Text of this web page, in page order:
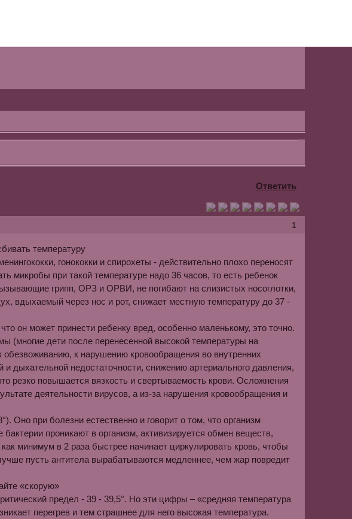
Ответить
1
температуру
гонококки и спирохеты - действительно плохо переносят
микробы при такой температуре надо 36 часов, то есть ребенок
грипп, ОРЗ и ОРВИ, не погибают на слизистых носоглотки,
вды­хаемый через нос и рот, снижает местную температуру до 37 -
он может принести ребенку вред, особенно маленькому, это точно.
(многие дети после перенесенной высокой температуры на
к нарушению кровообращения во внутренних
и дыхательной недоста­точности, снижению артериального давления,
резко повышается вязкость и свертываемость крови. Осложнения
деятельности вирусов, а из-за нарушения кровообращения и
Оно при болезни естест­венно и говорит о том, что организм
проникают в организм, активизи­руется обмен веществ,
минимум в 2 раза быстрее начинает циркулировать кровь, чтобы
пусть антите­ла вырабатываются медленнее, чем жар повре­дит
«скорую»
предел - 39 - 39,5°. Но эти цифры – «средняя температура
перегрев и тем страшнее для него высокая температура.